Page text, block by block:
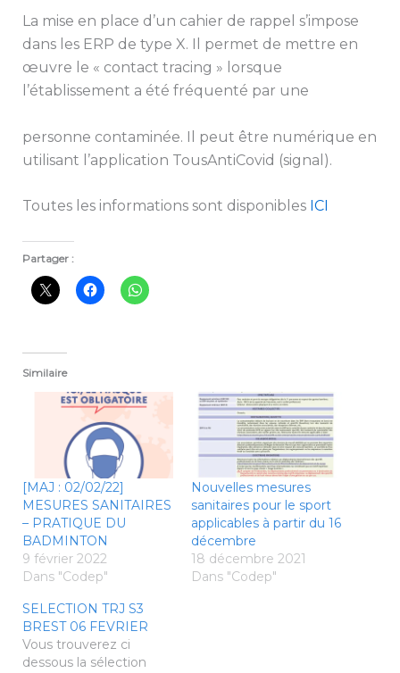
La mise en place d’un cahier de rappel s’impose
dans les ERP de type X. Il permet de mettre en
œuvre le « contact tracing » lorsque
l’établissement a été fréquenté par une
personne contaminée. Il peut être numérique en
utilisant l’application TousAntiCovid (signal).
Toutes les informations sont disponibles ICI
Partager :
Similaire
[MAJ : 02/02/22]
MESURES SANITAIRES
– PRATIQUE DU
BADMINTON
9 février 2022
Dans "Codep"
Nouvelles mesures
sanitaires pour le sport
applicables à partir du 16
décembre
18 décembre 2021
Dans "Codep"
SELECTION TRJ S3
BREST 06 FEVRIER
Vous trouverez ci
dessous la sélection